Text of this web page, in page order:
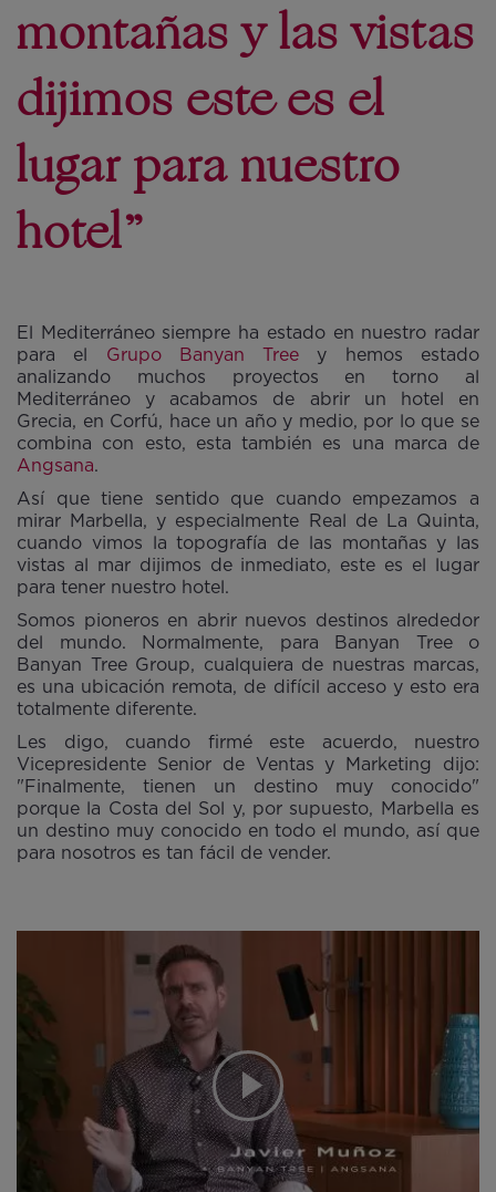
montañas y las vistas
dijimos este es el
lugar para nuestro
hotel”
El Mediterráneo siempre ha estado en nuestro radar
para el Grupo Banyan Tree y hemos estado
analizando muchos proyectos en torno al
Mediterráneo y acabamos de abrir un hotel en
Grecia, en Corfú, hace un año y medio, por lo que se
combina con esto, esta también es una marca de
Angsana.
Así que tiene sentido que cuando empezamos a
mirar Marbella, y especialmente Real de La Quinta,
cuando vimos la topografía de las montañas y las
vistas al mar dijimos de inmediato, este es el lugar
para tener nuestro hotel.
Somos pioneros en abrir nuevos destinos alrededor
del mundo. Normalmente, para Banyan Tree o
Banyan Tree Group, cualquiera de nuestras marcas,
es una ubicación remota, de difícil acceso y esto era
totalmente diferente.
Les digo, cuando firmé este acuerdo, nuestro
Vicepresidente Senior de Ventas y Marketing dijo:
"Finalmente, tienen un destino muy conocido"
porque la Costa del Sol y, por supuesto, Marbella es
un destino muy conocido en todo el mundo, así que
para nosotros es tan fácil de vender.